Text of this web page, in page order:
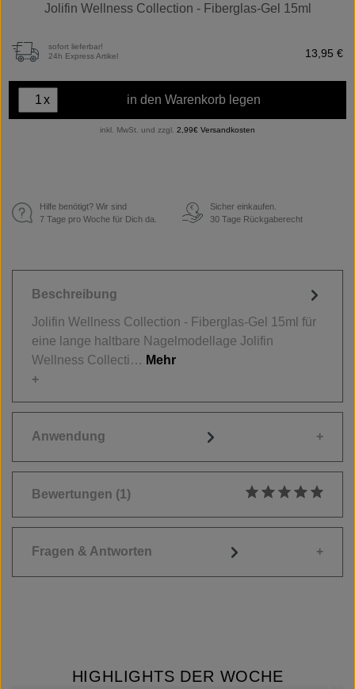
Jolifin Wellness Collection - Fiberglas-Gel 15ml
sofort lieferbar!
24h Express Artikel
13,95 €
x in den Warenkorb legen
inkl. MwSt. und zzgl. 2,99€ Versandkosten
Hilfe benötigt? Wir sind
7 Tage pro Woche für Dich da.
€
Sicher einkaufen.
30 Tage Rückgaberecht
Beschreibung
Jolifin Wellness Collection - Fiberglas-Gel 15ml für
eine lange haltbare Nagelmodellage Jolifin
Wellness Collecti… Mehr
Anwendung
Bewertungen (1)
Fragen & Antworten
HIGHLIGHTS DER WOCHE